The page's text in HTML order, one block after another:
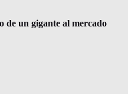
de un gigante al mercado